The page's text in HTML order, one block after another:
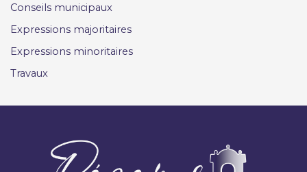
Conseils municipaux
Expressions majoritaires
Expressions minoritaires
Travaux